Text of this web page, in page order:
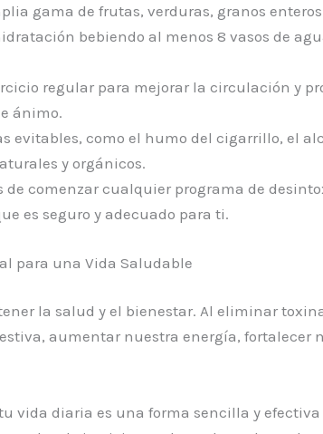
gama de frutas, verduras, granos
bebiendo al menos 8 vasos de
regular para mejorar la circulación y
ánimo.
evitables, como el humo del cigarrillo, el
y orgánicos.
de comenzar cualquier programa de
es seguro y adecuado para ti.
para una Vida Saludable
la salud y el bienestar. Al eliminar
aumentar nuestra energía,
diaria es una forma sencilla y